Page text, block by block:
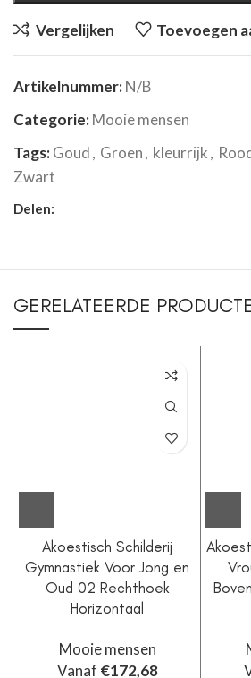
Vergelijken Toevoegen
Artikelnummer:N/B
Categorie:Mooie mensen
Tags:Goud, Groen, kleurrijk,
Zwart
Delen:
GERELATEERDE
Akoestisch Schilderij
Gymnastiek Voor Jong en
Oud 02 Rechthoek
Horizontaal
Mooie mensen
Vanaf €172,68